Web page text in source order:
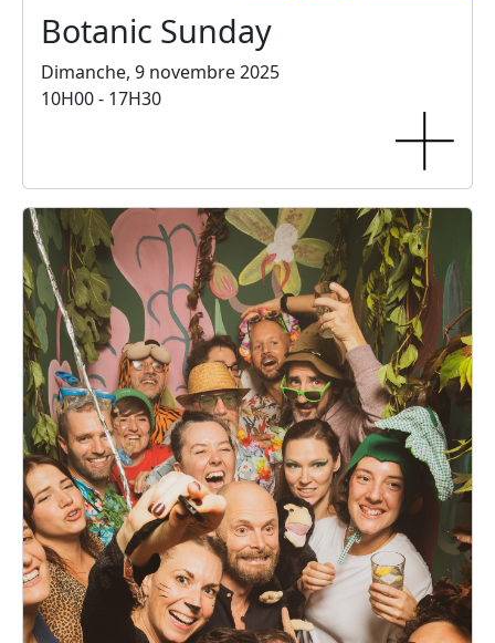
Botanic Sunday
Dimanche, 9 novembre 2025
10H00 - 17H30